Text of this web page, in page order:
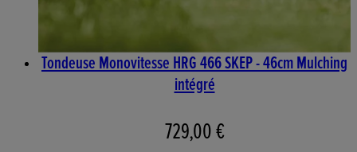
Tondeuse Monovitesse HRG 466 SKEP - 46cm Mulching
intégré
729,00 €